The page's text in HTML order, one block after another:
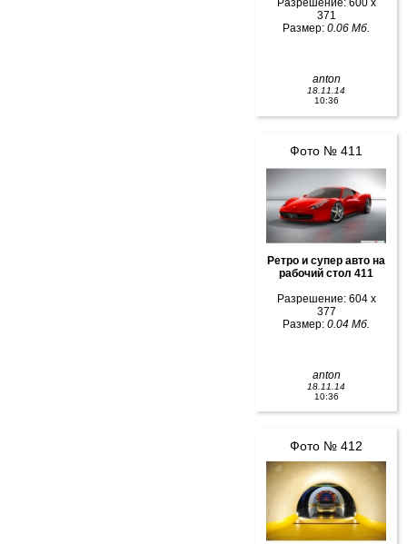
Разрешение: 600 x
371
Размер: 0.06 Мб.
anton
18.11.14
10:36
Фото № 411
Ретро и супер авто на
рабочий стол 411
Разрешение: 604 x
377
Размер: 0.04 Мб.
anton
18.11.14
10:36
Фото № 412